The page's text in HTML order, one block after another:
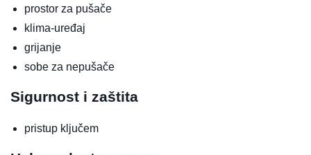
prostor za pušače
klima-uređaj
grijanje
sobe za nepušače
Sigurnost i zaštita
pristup ključem